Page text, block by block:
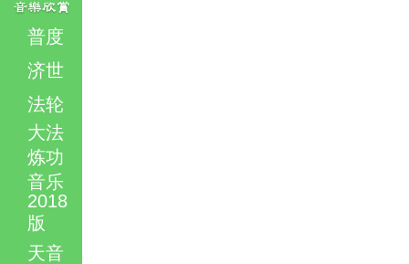
普度
济世
法轮
大法
炼功
音乐
2018
版
天音